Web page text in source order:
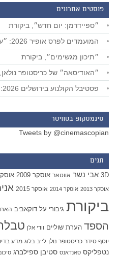
פוסטים אחרונים
״ספיידרמן: יום חדש״, ביקורת
המועמדים לפרס אופיר 2026: ״עצמאות״ מוביל
״תיכון מגשימים״, ביקורת
״האודיסאה״ של כריסטופר
פסטיבל הקולנוע בירושלים 2026: שמונה או תשע המלצות
סינמסקופ בטוויטר
Tweets by @cinemascopian
תגים
3D אבי נשר אווטאר אוסקר 2009 אוסקר
אוסקר 2013 אוסקר 2014 אוסקר 2015
ביקורת גיבורי על דוקאביב
הספד הערת שוליים וודי אלן
יוסף סידר כריסטופר נולן לייב בלוג מדע
נטפליקס סאנדאנס סטיבן ספילברג